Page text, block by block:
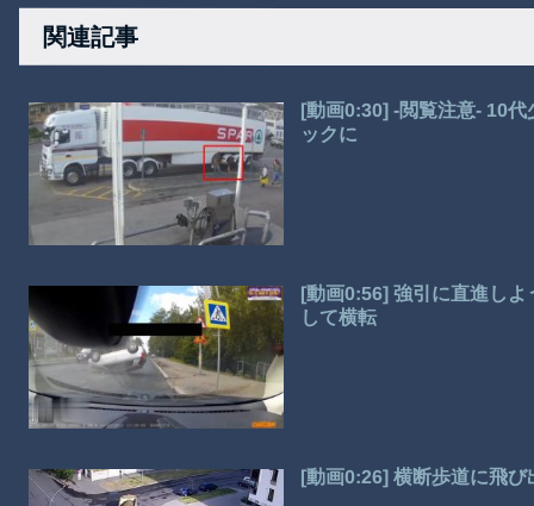
関連記事
[動画0:30] -閲覧注意- 10
ックに
[動画0:56] 強引に直進し
して横転
[動画0:26] 横断歩道に飛